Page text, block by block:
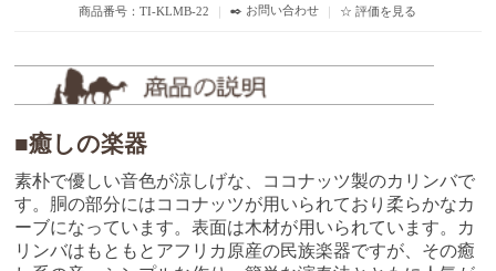
商品番号：TI-KLMB-22 ✒️ お問い合わせ ☆ 評価を見る
■癒しの楽器
素朴で優しい音色が涼しげな、ココナッツ製のカリンバで
す。胴の部分にはココナッツが用いられており柔らかなカ
ーブになっています。表面は木材が用いられています。カ
リンバはもともとアフリカ原産の民族楽器ですが、その癒